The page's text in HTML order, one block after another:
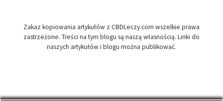
Zakaz kopiowania artykułów z CBDLeczy.com wszelkie prawa
zastrzeżone. Treści na tym blogu są naszą własnością. Linki do
naszych artykułów i blogu można publikować.